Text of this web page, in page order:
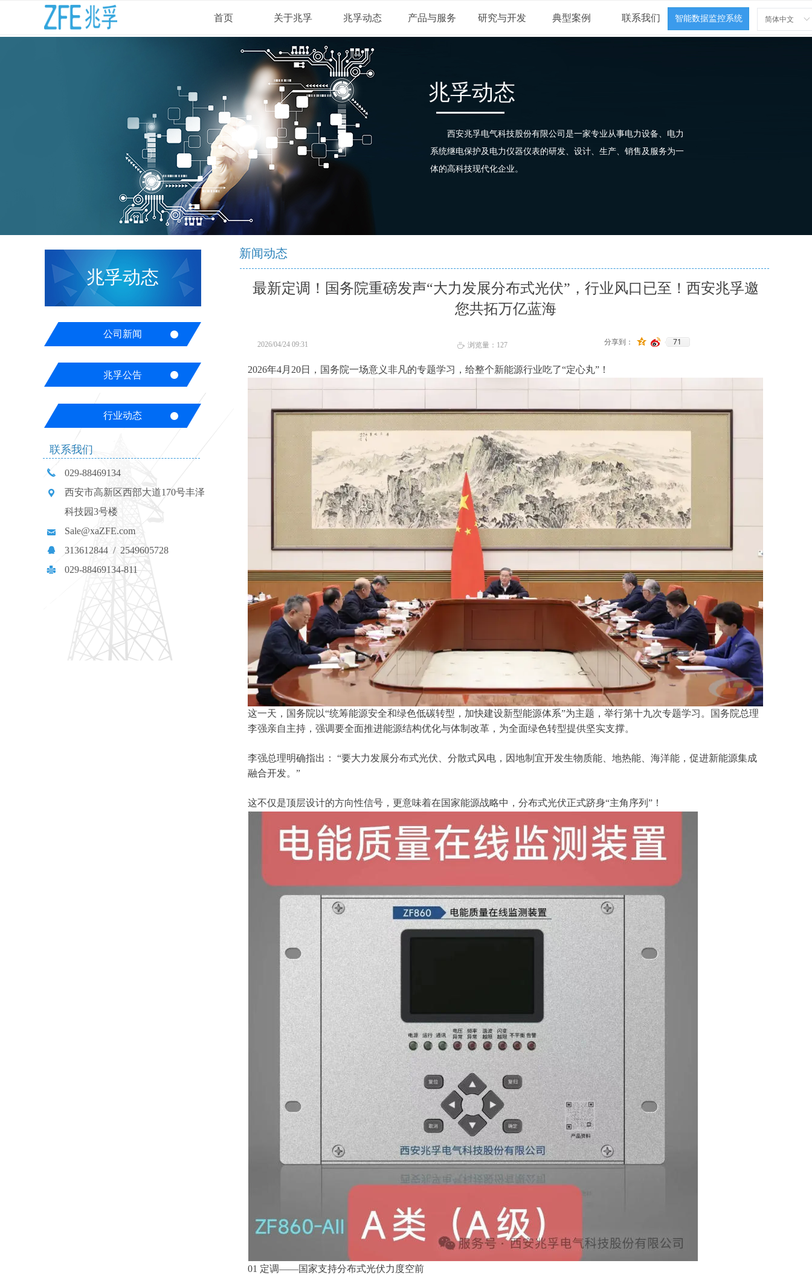
首页 关于兆孚 兆孚动态 产品与服务 研究与开发 典型案例 联系我们 ꀅ
简体中文
智能数据监控系统
最新定调！国务院重磅发声“大力发展分布式光伏”，行业风口已至！西安兆孚邀
您共拓万亿蓝海
2026年4月20日，国务院一场意义非凡的专题学习，给整个新能源行业吃了“定心丸”！
这一天，国务院以“统筹能源安全和绿色低碳转型，加快建设新型能源体系”为主题，举行第十九次专题学习。国务院总理
李强亲自主持，强调要全面推进能源结构优化与体制改革，为全面绿色转型提供坚实支撑。
李强总理明确指出： “要大力发展分布式光伏、分散式风电，因地制宜开发生物质能、地热能、海洋能，促进新能源集成
融合开发。”
这不仅是顶层设计的方向性信号，更意味着在国家能源战略中，分布式光伏正式跻身“主角序列”！
01 定调——国家支持分布式光伏力度空前
2026/04/24 09:31 ꄘ 浏览量： 127 分享到： 71
西安兆孚电气科技股份有限公司是一家专业从事电力设备、电力
系统继电保护及电力仪器仪表的研发、设计、生产、销售及服务为一
体的高科技现代化企业。
兆孚动态
兆孚动态
公司新闻
兆孚公告
行业动态
联系我们
끅
뀩
넔
낂
끇
029-88469134
西安市高新区西部大道170号丰泽
科技园3号楼
Sale@xaZFE.com
313612844 / 2549605728
029-88469134-811
新闻动态